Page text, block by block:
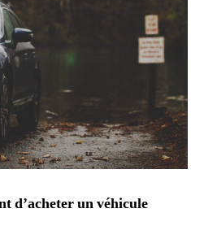
d’acheter un véhicule